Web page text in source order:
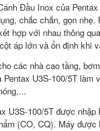
Đầu Inox của
chắc chắn, gọn nhẹ.
hợp với nhau thông
áp lớn và ổn định khi
các nhà cao tầng,
U3S-100/5T
U3S-100/5T được
(CO, CQ). Máy được